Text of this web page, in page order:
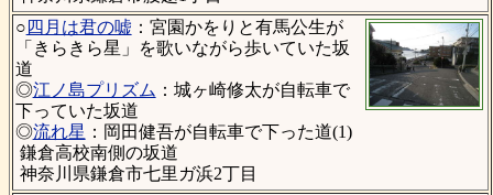
○ 四月は君の嘘 ：宮園かをりと有馬公生が
「きらきら星」を歌いながら歩いていた坂
道
◎江ノ島プリズム ：城ヶ崎修太が自転車で
下っていた坂道
◎流れ星 ：岡田健吾が自転車で下った道(1)
鎌倉高校南側の坂道
神奈川県鎌倉市七里ガ浜2丁目